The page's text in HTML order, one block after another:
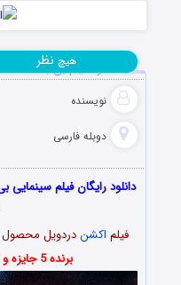
دانلود فیلم بی باک Daredevil 2003
نویسنده
دوبله فارسی
هیچ نظر
فیلم اکشندردویل محصول ۲۰۰۳ با کیفیت عالی 720p & 480p
برنده 5 جایزه و کاندیدای 17 جایزه دیگر